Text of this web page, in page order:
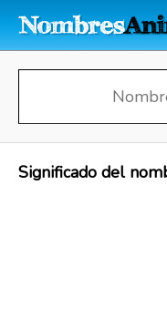
Significado del